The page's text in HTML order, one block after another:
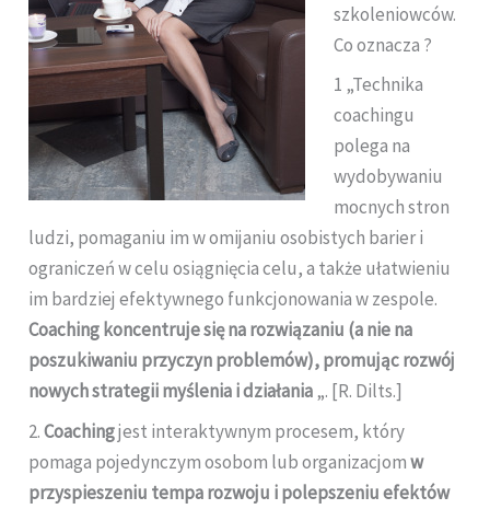
szkoleniowców.
Co oznacza ?
1 „Technika
coachingu
polega na
wydobywaniu
mocnych stron
ludzi, pomaganiu im w omijaniu osobistych barier i
ograniczeń w celu osiągnięcia celu, a także ułatwieniu
im bardziej efektywnego funkcjonowania w zespole.
Coaching koncentruje się na rozwiązaniu (a nie na
poszukiwaniu przyczyn problemów), promując rozwój
nowych strategii myślenia i działania„. [R. Dilts.]
2.Coachingjest interaktywnym procesem, który
pomaga pojedynczym osobom lub organizacjomw
przyspieszeniu tempa rozwoju i polepszeniu efektów